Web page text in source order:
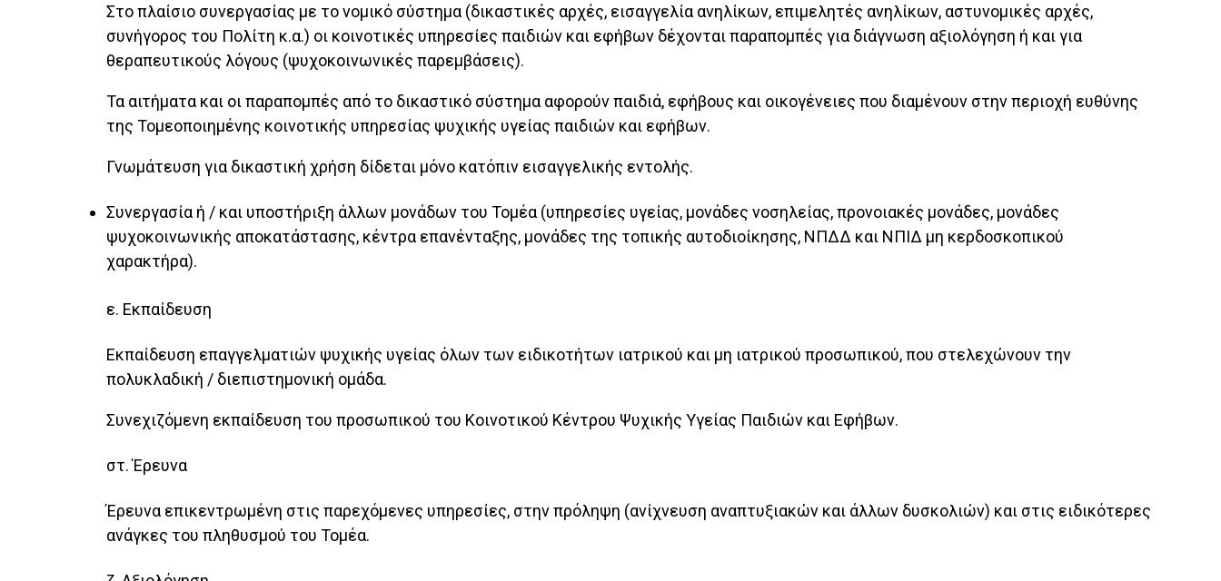
Στο πλαίσιο συνεργασίας με το νομικό σύστημα (δικαστικές αρχές, εισαγγελία ανηλίκων, επιμελητές ανηλίκων, αστυνομικές αρχές,
συνήγορος του Πολίτη κ.α.) οι κοινοτικές υπηρεσίες παιδιών και εφήβων δέχονται παραπομπές για διάγνωση αξιολόγηση ή και για
θεραπευτικούς λόγους (ψυχοκοινωνικές παρεμβάσεις).
Τα αιτήματα και οι παραπομπές από το δικαστικό σύστημα αφορούν παιδιά, εφήβους και οικογένειες που διαμένουν στην περιοχή ευθύνης
της Τομεοποιημένης κοινοτικής υπηρεσίας ψυχικής υγείας παιδιών και εφήβων.
Γνωμάτευση για δικαστική χρήση δίδεται μόνο κατόπιν εισαγγελικής εντολής.
Συνεργασία ή / και υποστήριξη άλλων μονάδων του Τομέα (υπηρεσίες υγείας, μονάδες νοσηλείας, προνοιακές μονάδες, μονάδες
ψυχοκοινωνικής αποκατάστασης, κέντρα επανένταξης, μονάδες της τοπικής αυτοδιοίκησης, ΝΠΔΔ και ΝΠΙΔ μη κερδοσκοπικού
χαρακτήρα).
ε. Εκπαίδευση
Εκπαίδευση επαγγελματιών ψυχικής υγείας όλων των ειδικοτήτων ιατρικού και μη ιατρικού προσωπικού, που στελεχώνουν την
πολυκλαδική / διεπιστημονική ομάδα.
Συνεχιζόμενη εκπαίδευση του προσωπικού του Κοινοτικού Κέντρου Ψυχικής Υγείας Παιδιών και Εφήβων.
στ. Έρευνα
Έρευνα επικεντρωμένη στις παρεχόμενες υπηρεσίες, στην πρόληψη (ανίχνευση αναπτυξιακών και άλλων δυσκολιών) και στις ειδικότερες
ανάγκες του πληθυσμού του Τομέα.